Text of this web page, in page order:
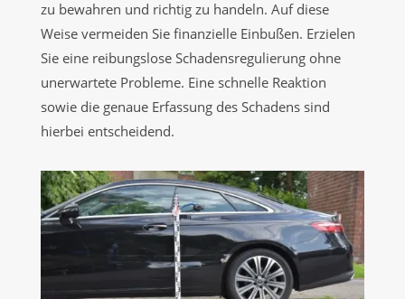
zu bewahren und richtig zu handeln. Auf diese
Weise vermeiden Sie finanzielle Einbußen. Erzielen
Sie eine reibungslose Schadensregulierung ohne
unerwartete Probleme. Eine schnelle Reaktion
sowie die genaue Erfassung des Schadens sind
hierbei entscheidend.